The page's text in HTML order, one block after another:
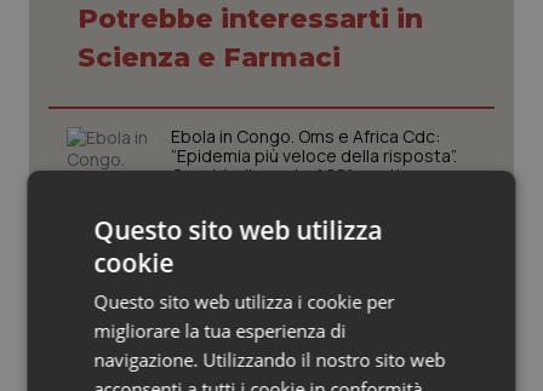
Veneto
Oncoematologia
Oncologia & Nutrizione
Quotidiano Cardiologia
Quotidiano Chirurgia
Quotidiano Oncologia
Potrebbe interessarti in
Scienza e Farmaci
Ebola in Congo. Oms e Africa Cdc:
“Epidemia più veloce della risposta”.
Quasi 4mila casi e 1.801 morti
miliardi (+6%). Prosegue il boom dei
farmaci per diabete e obesità e cala
uso antibiotici. Ecco il Rapporto
OsMed 2025
Aifa. Rivisto il Programma attività 2026
Questo sito web utilizza
cookie
Questo sito web utilizza i cookie per
migliorare la tua esperienza di
navigazione. Utilizzando il nostro sito web